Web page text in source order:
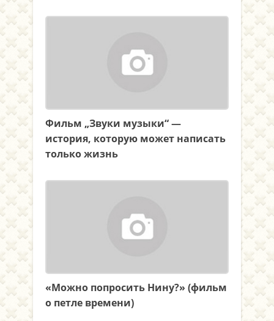
Фильм „Звуки музыки“ —
история, которую может написать
только жизнь
«Можно попросить Нину?» (фильм
о петле времени)